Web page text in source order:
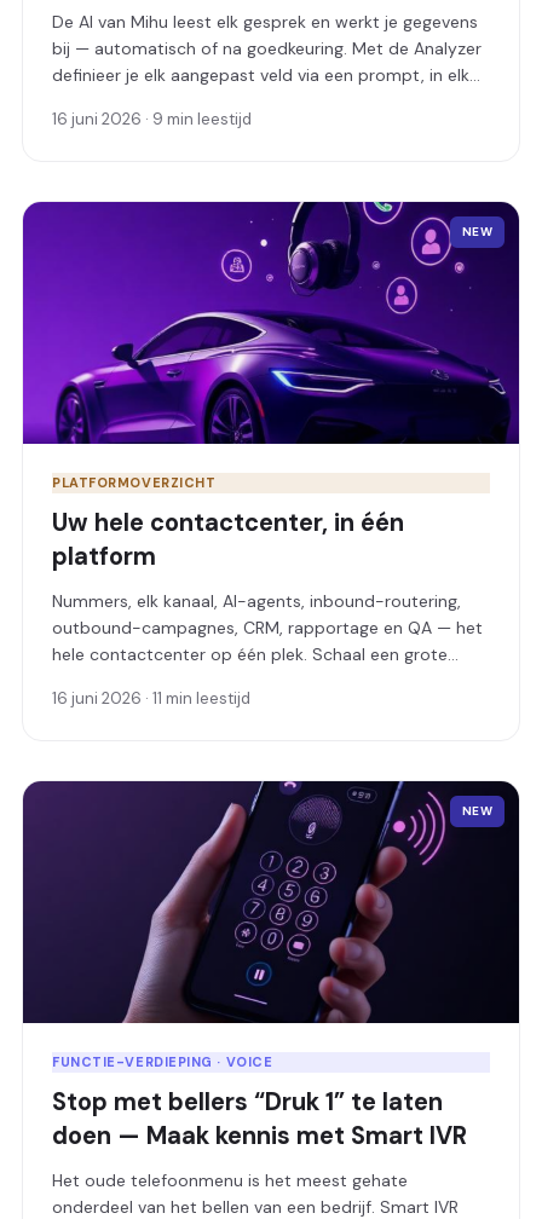
De AI van Mihu leest elk gesprek en werkt je gegevens
bij — automatisch of na goedkeuring. Met de Analyzer
definieer je elk aangepast veld via een prompt, in elk
dat zichzelf invult.
16 juni 2026 · 9 min leestijd
NEW
PLATFORMOVERZICHT
Uw hele contactcenter, in één
platform
Nummers, elk kanaal, AI-agents, inbound-routering,
outbound-campagnes, CRM, rapportage en QA — het
hele contactcenter op één plek. Schaal een grote
een klant onbeantwoord laat.
16 juni 2026 · 11 min leestijd
NEW
FUNCTIE-VERDIEPING · VOICE
Stop met bellers “Druk 1” te laten
doen — Maak kennis met Smart IVR
Het oude telefoonmenu is het meest gehate
onderdeel van het bellen van een bedrijf. Smart IVR